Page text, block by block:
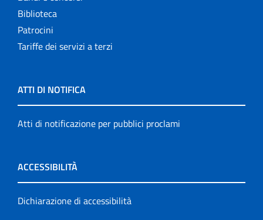
Biblioteca
Patrocini
Tariffe dei servizi a terzi
ATTI DI NOTIFICA
Atti di notificazione per pubblici proclami
ACCESSIBILITÀ
Dichiarazione di accessibilità